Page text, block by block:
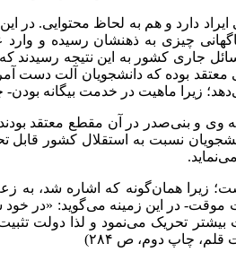
دارد و هم به لحاظ محتوایی. در
چیزی به ذهنشان رسیده و وارد
کشور به این نتیجه رسیدند که
بوده که دانشجویان آلت دست
زیرا ماهیت در خدمت بیگانه
و بنی‌صدر در آن مقطع معتقد
زیرا همان‌گونه که اشاره شد، به
در این زمینه می‌گوید: «در
تحریک می‌نمود و لذا دولت
چاپ دوم، ص ۲۸۴)